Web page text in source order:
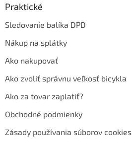
Praktické
Sledovanie balíka DPD
Nákup na splátky
Ako nakupovať
Ako zvoliť správnu veľkosť bicykla
Ako za tovar zaplatiť?
Obchodné podmienky
Zásady používania súborov cookies